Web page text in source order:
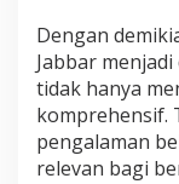
Dengan
Jabbar
tidak hanya
komprehensif.
pengalaman
relevan bagi